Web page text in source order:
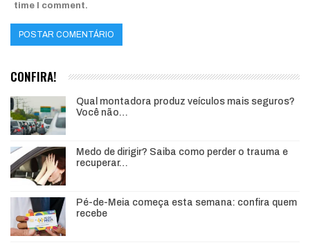
time I comment.
CONFIRA!
Qual montadora produz veículos mais seguros?
Você não…
Medo de dirigir? Saiba como perder o trauma e
recuperar…
Pé-de-Meia começa esta semana: confira quem
recebe